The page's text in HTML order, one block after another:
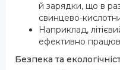
й зарядки, що в
свинцево-
Наприклад,
ефективно
Безпека та